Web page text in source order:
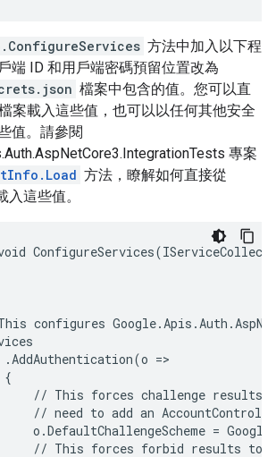
方法中加入以下程
端 ID 和用戶端密碼預留位置改為
檔案中包含的值。您可以直
案載入這些值，也可以以任何其他安全
值。請參閱
專案
方法，瞭解如何直接從
入這些值。
configures
.AddAuthentication(o =>
{
// This forces challenge results
// need to add an
o.DefaultChallengeScheme =
// This forces forbid results to